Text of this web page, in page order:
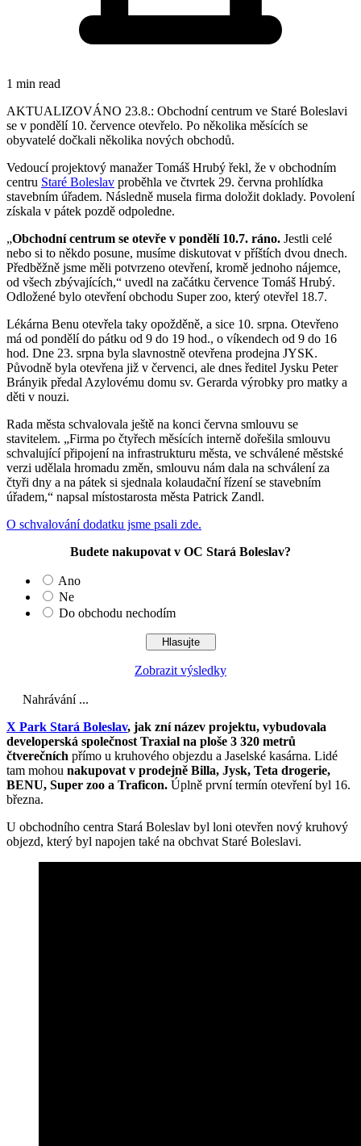
1 min read
AKTUALIZOVÁNO 23.8.: Obchodní centrum ve Staré Boleslavi
se v pondělí 10. července otevřelo. Po několika měsících se
obyvatelé dočkali několika nových obchodů.
Vedoucí projektový manažer Tomáš Hrubý řekl, že v obchodním
centru Staré Boleslav proběhla ve čtvrtek 29. června prohlídka
stavebním úřadem. Následně musela firma doložit doklady. Povolení
získala v pátek pozdě odpoledne.
„Obchodní centrum se otevře v pondělí 10.7. ráno. Jestli celé
nebo si to někdo posune, musíme diskutovat v příštích dvou dnech.
Předběžně jsme měli potvrzeno otevření, kromě jednoho nájemce,
od všech zbývajících,“ uvedl na začátku července Tomáš Hrubý.
Odložené bylo otevření obchodu Super zoo, který otevřel 18.7.
Lékárna Benu otevřela taky opožděně, a sice 10. srpna. Otevřeno
má od pondělí do pátku od 9 do 19 hod., o víkendech od 9 do 16
hod. Dne 23. srpna byla slavnostně otevřena prodejna JYSK.
Původně byla otevřena již v červenci, ale dnes ředitel Jysku Peter
Brányik předal Azylovému domu sv. Gerarda výrobky pro matky a
děti v nouzi.
Rada města schvalovala ještě na konci června smlouvu se
stavitelem. „Firma po čtyřech měsících interně dořešila smlouvu
schvalující připojení na infrastrukturu města, ve schválené městské
verzi udělala hromadu změn, smlouvu nám dala na schválení za
čtyři dny a na pátek si sjednala kolaudační řízení se stavebním
úřadem,“ napsal místostarosta města Patrick Zandl.
O schvalování dodatku jsme psali zde.
Budete nakupovat v OC Stará Boleslav?
Ano
Ne
Do obchodu nechodím
Zobrazit výsledky
Nahrávání ...
X Park Stará Boleslav, jak zní název projektu, vybudovala
developerská společnost Traxial na ploše 3 320 metrů
čtverečních přímo u kruhového objezdu a Jaselské kasárna. Lidé
tam mohou nakupovat v prodejně Billa, Jysk, Teta drogerie,
BENU, Super zoo a Traficon. Úplně první termín otevření byl 16.
března.
U obchodního centra Stará Boleslav byl loni otevřen nový kruhový
objezd, který byl napojen také na obchvat Staré Boleslavi.